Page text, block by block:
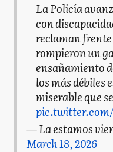
La Policía
con
reclaman frente
rompieron un
ensañamiento
los más débiles
miserable que
— La estamos
March 18, 2026